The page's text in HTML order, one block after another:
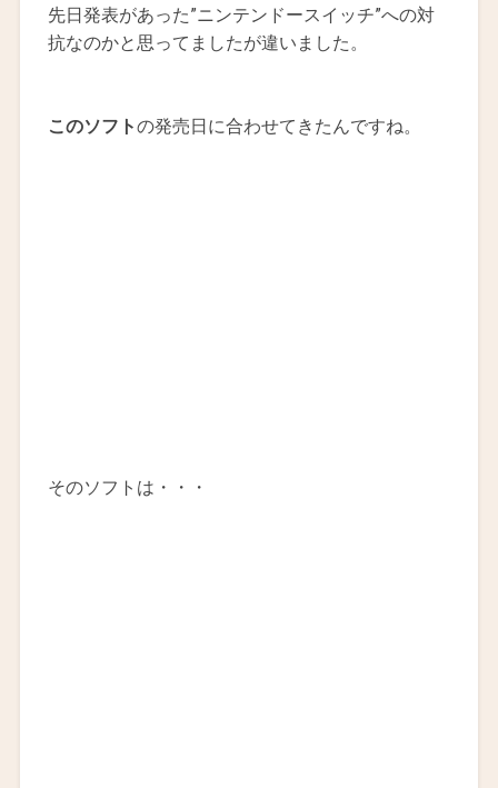
先日発表があった”ニンテンドースイッチ”への対
抗なのかと思ってましたが違いました。
このソフトの発売日に合わせてきたんですね。
そのソフトは・・・